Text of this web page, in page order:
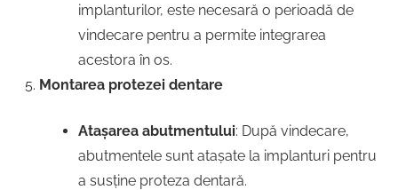
implanturilor, este necesară o perioadă de
vindecare pentru a permite integrarea
acestora în os.
Montarea protezei dentare
Atașarea abutmentului: După vindecare,
abutmentele sunt atașate la implanturi pentru
a susține proteza dentară.